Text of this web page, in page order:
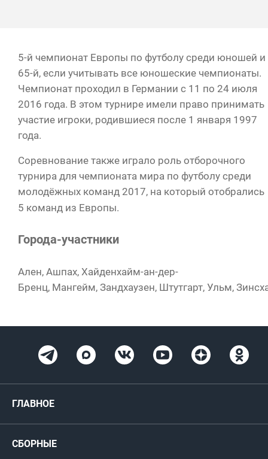
5-й чемпионат Европы по футболу среди юношей и
65-й, если учитывать все юношеские чемпионаты.
Чемпионат проходил в Германии с 11 по 24 июля
2016 года. В этом турнире имели право принимать
участие игроки, родившиеся после 1 января 1997
года.
Соревнование также играло роль отборочного
турнира для чемпионата мира по футболу среди
молодёжных команд 2017, на который отобрались
5 команд из Европы.
Города-участники
Ален, Ашпах, Хайденхайм-ан-дер-
Бренц, Мангейм, Зандхаузен, Штутгарт, Ульм,
ГЛАВНОЕ
СБОРНЫЕ